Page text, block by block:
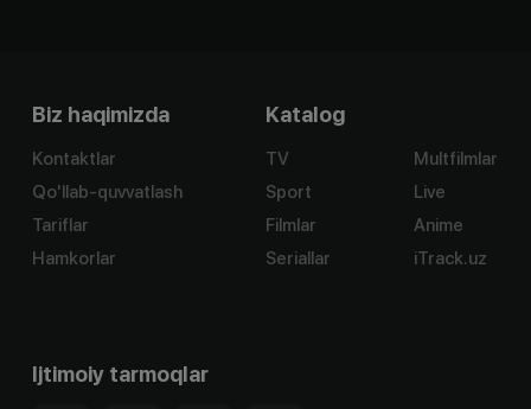
Biz haqimizda
Kontaktlar
Qo'llab-quvvatlash
Tariflar
Hamkorlar
Katalog
TV
Sport
Filmlar
Seriallar
Multfilmlar
Live
Anime
iTrack.uz
Ijtimoiy tarmoqlar